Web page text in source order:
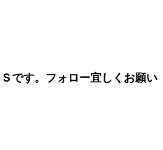
です。フォロー宜しくお願い